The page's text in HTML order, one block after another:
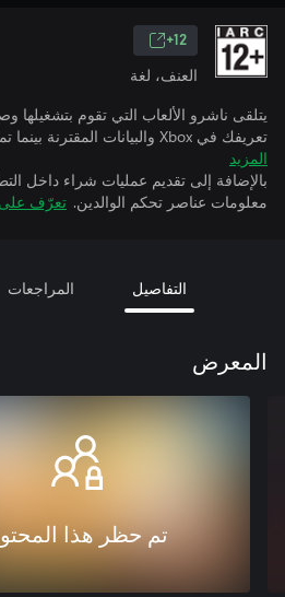
12+
العنف، لغة
يتلقى ناشرو الألعاب التي تقوم
تعريفك في Xbox والبيانات المقترنة بينما تمارس الألعاب.
المزيد
بالإضافة إلى تقديم عمليات شراء داخل
معلومات عناصر تحكم الوالدين. تعرّف على
التفاصيل المراجعات
المعرض
تم حظر هذا